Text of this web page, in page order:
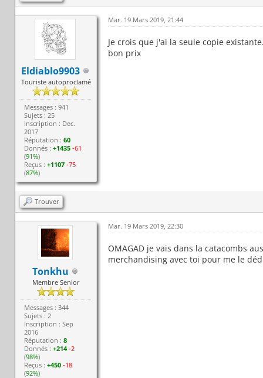
Eldiablo9903
Touriste autoproclamé
Messages : 941
Sujets : 25
Inscription : Dec.
2017
Réputation :60
Donnés :+1435 -61
(91%)
Reçus :+1107 -75
(87%)
Mar. 19 Mars 2019, 21:44
Je crois que j'ai la seule copie
bon prix
Trouver
Tonkhu
Membre Senior
Messages : 344
Sujets : 2
Inscription : Sep
2016
Réputation :8
Donnés :+214 -2
(98%)
Reçus :+450 -18
(92%)
Mar. 19 Mars 2019, 22:30
OMAGAD je vais dans la catacombs
merchandising avec toi pour me le